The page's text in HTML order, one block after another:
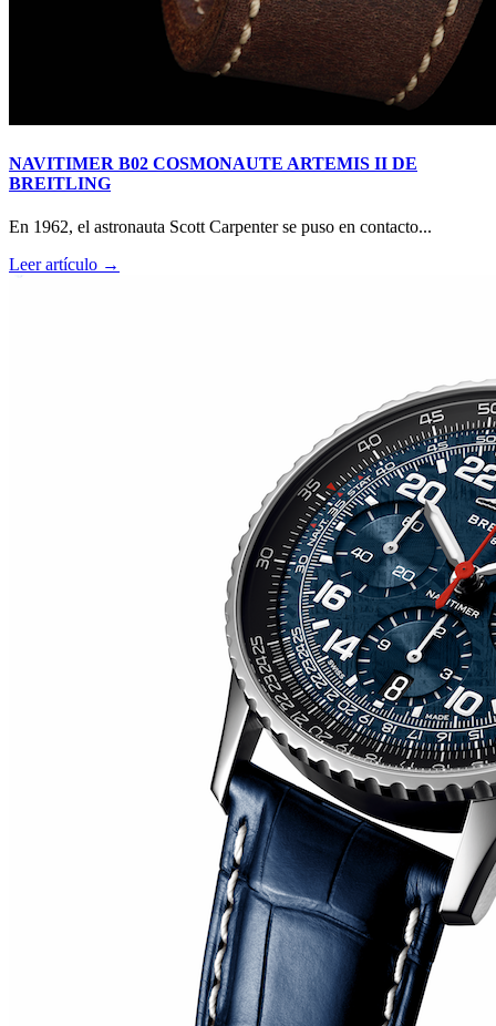
RM O7-01 COLOURED CERAMICS 2026 de RICHARD
NAVITIMER B02 COSMONAUTE ARTEMIS II DE
BREITLING
En 1962, el astronauta Scott Carpenter se puso en contacto...
Leer artículo →